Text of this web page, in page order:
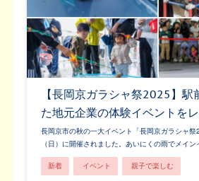
【長岡京ガラシャ祭2025】駅
た地元企業の体験イベントを
長岡京市の秋の一大イベント「長岡京ガラシャ
（日）に開催されました。あいにくの雨でメイ
新着 イベント 親子で楽しむ